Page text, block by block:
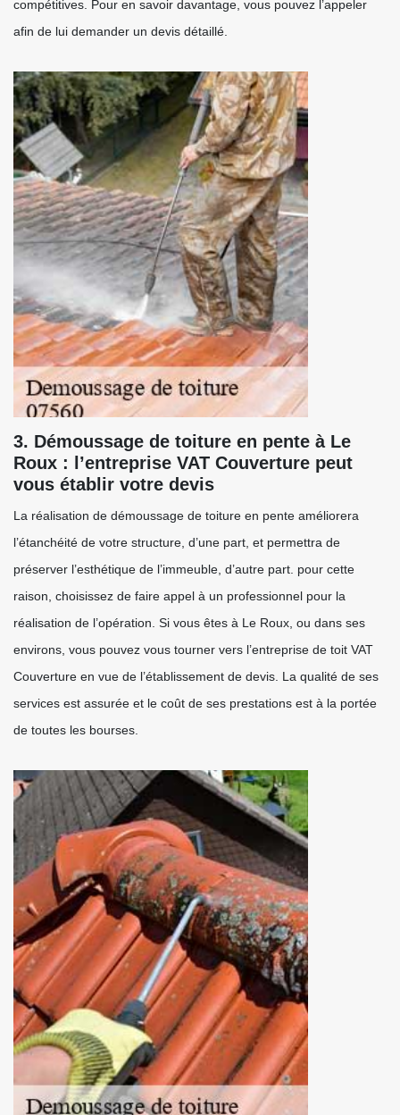
compétitives. Pour en savoir davantage, vous pouvez l’appeler
afin de lui demander un devis détaillé.
3. Démoussage de toiture en pente à Le
Roux : l’entreprise VAT Couverture peut
vous établir votre devis
La réalisation de démoussage de toiture en pente améliorera
l’étanchéité de votre structure, d’une part, et permettra de
préserver l’esthétique de l’immeuble, d’autre part. pour cette
raison, choisissez de faire appel à un professionnel pour la
réalisation de l’opération. Si vous êtes à Le Roux, ou dans ses
environs, vous pouvez vous tourner vers l’entreprise de toit VAT
Couverture en vue de l’établissement de devis. La qualité de ses
services est assurée et le coût de ses prestations est à la portée
de toutes les bourses.